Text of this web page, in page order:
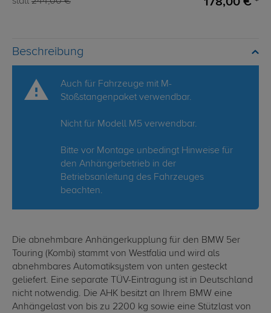
Beschreibung
Auch für Fahrzeuge mit M-
Stoßstangenpaket verwendbar.
Nicht für Modell M5 verwendbar.
Bitte vor Montage unbedingt Hinweise für
den Anhängerbetrieb in der
Betriebsanleitung des Fahrzeuges
beachten.
Die abnehmbare Anhängerkupplung für den BMW 5er
Touring (Kombi) stammt von Westfalia und wird als
abnehmbares Automatiksystem von unten gesteckt
geliefert. Eine separate TÜV-Eintragung ist in Deutschland
nicht notwendig. Die AHK besitzt an Ihrem BMW eine
Anhängelast von bis zu 2200 kg sowie eine Stützlast von